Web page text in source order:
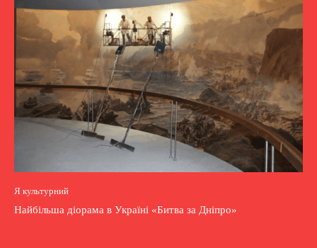
Я культурний
Найбільша діорама в Україні «Битва за Дніпро»